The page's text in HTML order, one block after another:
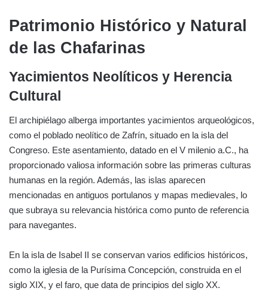
Patrimonio Histórico y Natural
de las Chafarinas
Yacimientos Neolíticos y Herencia
Cultural
El archipiélago alberga importantes yacimientos arqueológicos,
como el poblado neolítico de Zafrín, situado en la isla del
Congreso. Este asentamiento, datado en el V milenio a.C., ha
proporcionado valiosa información sobre las primeras culturas
humanas en la región. Además, las islas aparecen
mencionadas en antiguos portulanos y mapas medievales, lo
que subraya su relevancia histórica como punto de referencia
para navegantes.
En la isla de Isabel II se conservan varios edificios históricos,
como la iglesia de la Purísima Concepción, construida en el
siglo XIX, y el faro, que data de principios del siglo XX.